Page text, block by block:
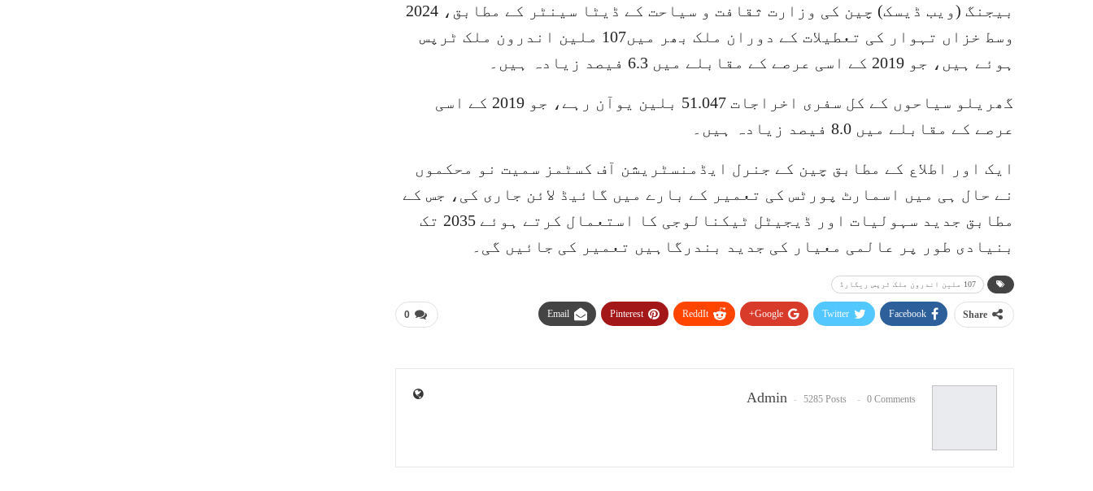
بیجنگ (ویب ڈیسک) چین کی وزارت ثقافت و سیاحت کے ڈیٹا سینٹر کے مطابق، 2024
وسط خزاں تہوار کی تعطیلات کے دوران ملک بھر میں107 ملین اندرون ملک ٹرپس
ہوئے ہیں، جو 2019 کے اسی عرصے کے مقابلے میں 6.3 فیصد زیادہ ہیں۔
گھریلو سیاحوں کے کل سفری اخراجات 51.047 بلین یوآن رہے، جو 2019 کے اسی
عرصے کے مقابلے میں 8.0 فیصد زیادہ ہیں۔
ایک اور اطلاع کے مطابق چین کے جنرل ایڈمنسٹریشن آف کسٹمز سمیت نو محکموں
نے حال ہی میں اسمارٹ پورٹس کی تعمیر کے بارے میں گائیڈ لائن جاری کی، جس کے
مطابق جدید سہولیات اور ڈیجیٹل ٹیکنالوجی کا استعمال کرتے ہوئے 2035 تک
بنیادی طور پر عالمی معیار کی جدید بندرگاہیں تعمیر کی جائیں گی۔
107 ملین اندرون ملک ٹرپس ریکارڈ
0 Share
Facebook
Twitter
Google+
ReddIt
Pinterest
Email
Admin 5285 Posts 0 Comments